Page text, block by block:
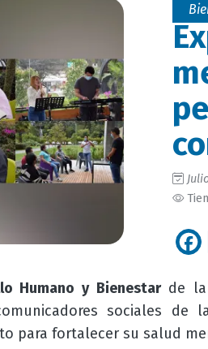
Humano y Bienestarde la
sociales
para fortalecer su salud